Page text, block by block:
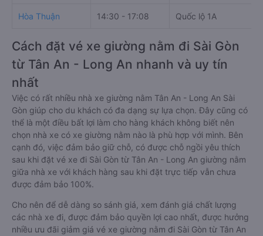
Hòa Thuận 14:30 - 17:08 Quốc lộ 1A
Cách đặt vé xe giường nằm đi Sài Gòn
từ Tân An - Long An nhanh và uy tín
nhất
Việc có rất nhiều nhà xe giường nằm Tân An - Long An Sài
Gòn giúp cho du khách có đa dạng sự lựa chọn. Đây cũng có
thể là một điều bất lợi làm cho hàng khách không biết nên
chọn nhà xe có xe giường nằm nào là phù hợp với mình. Bên
cạnh đó, việc đảm bảo giữ chỗ, có được chỗ ngồi yêu thích
sau khi đặt vé xe đi Sài Gòn từ Tân An - Long An giường nằm
giữa nhà xe với khách hàng sau khi đặt trực tiếp vẫn chưa
được đảm bảo 100%.
Cho nên để dễ dàng so sánh giá, xem đánh giá chất lượng
các nhà xe đi, được đảm bảo quyền lợi cao nhất, được hưởng
nhiều ưu đãi giảm giá vé xe giường nằm đi Sài Gòn từ Tân An